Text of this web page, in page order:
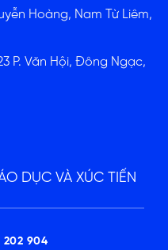
Hoàng, Nam Từ Liêm,
P. Văn Hội, Đông Ngạc,
DỤC VÀ XÚC TIẾN
202 904‬